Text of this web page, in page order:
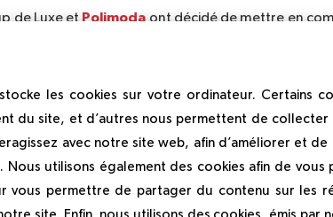
de Luxe etPolimoda ont décidé de mettre en
mois dans l'univers de l’innovation, de l'artisanat
sur l’ambition deformer de futurs
commerciales innovantes dans l'industrie du
deux semaines intensives au cœur de Paris, au
d'explorer la capitale de la mode et du
les cookies sur votre ordinateur. Certains
du site, et d’autres nous permettent de collecter
avec notre site web, afin d’améliorer et
Nous utilisons également des cookies afin de
vous permettre de partager du contenu sur les